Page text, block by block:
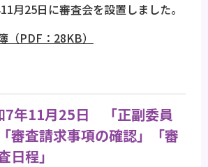
月25日に審査会を設置しました。
（PDF：28KB）
年11月25日 「正副委員
審査請求事項の確認」「審
日程」